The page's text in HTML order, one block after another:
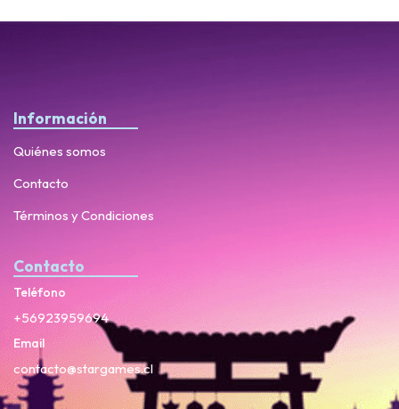
Información
Quiénes somos
Contacto
Términos y Condiciones
Contacto
Teléfono
+56923959694
Email
contacto@stargames.cl